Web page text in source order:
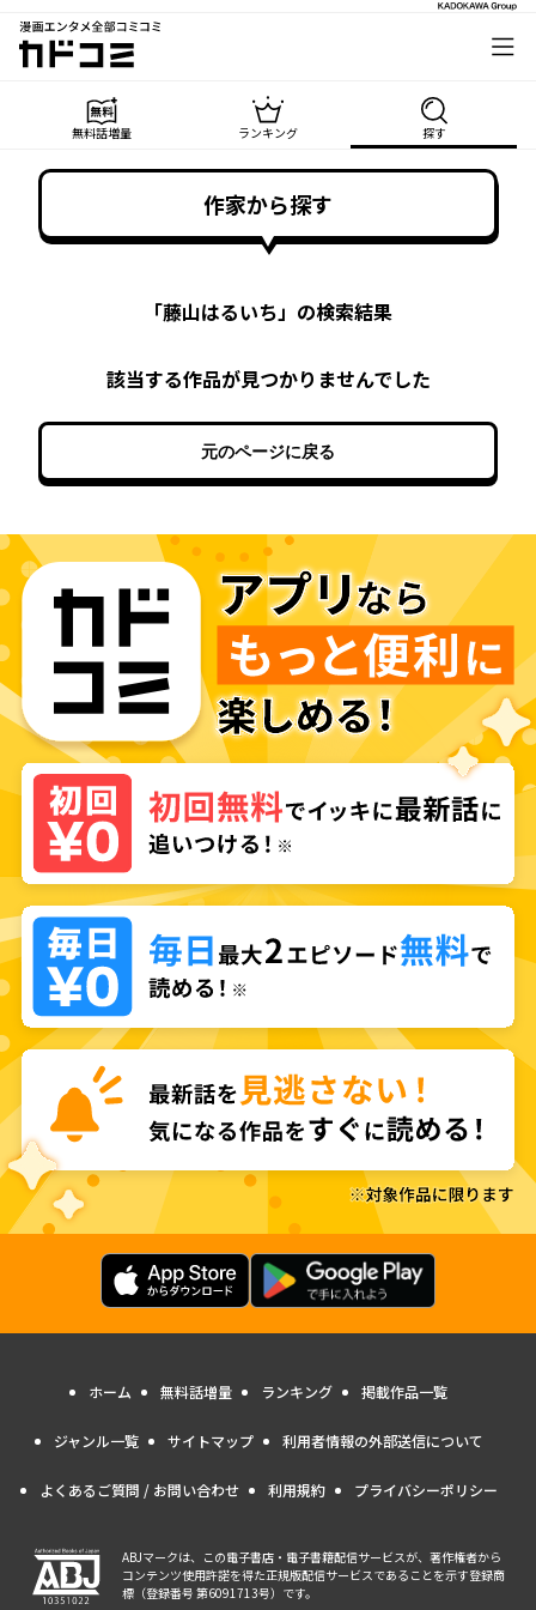
漫画エンタメ全部コミコミ
カドコミ
無料話増量 ランキング 探す
作家から探す
「藤山はるいち」の検索結果
該当する作品が見つかりませんでした
元のページに戻る
ホーム 無料話増量 ランキング 掲載作品一覧
ジャンル一覧 サイトマップ 利用者情報の外部送信について
よくあるご質問 / お問い合わせ 利用規約 プライバシーポリシー
ABJマークは、この電子書店・電子書籍配信サービスが、著作権者から
コンテンツ使用許諾を得た正規版配信サービスであることを示す登録商
標（登録番号 第6091713号）です。